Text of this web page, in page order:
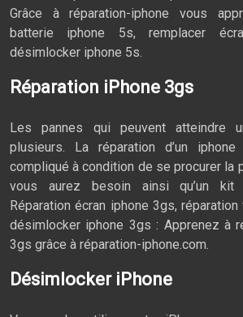
Grâce à réparation-iphone vous
batterie iphone 5s, remplacer
désimlocker iphone 5s.
Réparation iPhone 3gs
Les pannes qui peuvent atteindre
plusieurs. La réparation d’un
compliqué à condition de se procurer la
vous aurez besoin ainsi qu’un kit
Réparation écran iphone 3gs,
désimlocker iphone 3gs : Apprenez à
3gs grâce à réparation-iphone.com.
Désimlocker iPhone